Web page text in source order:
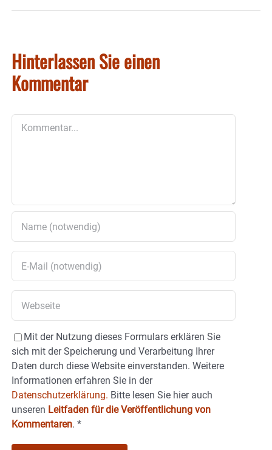
Hinterlassen Sie einen
Kommentar
Mit der Nutzung dieses Formulars erklären Sie
sich mit der Speicherung und Verarbeitung Ihrer
Daten durch diese Website einverstanden. Weitere
Informationen erfahren Sie in der
Datenschutzerklärung. Bitte lesen Sie hier auch
unseren Leitfaden für die Veröffentlichung von
Kommentaren. *